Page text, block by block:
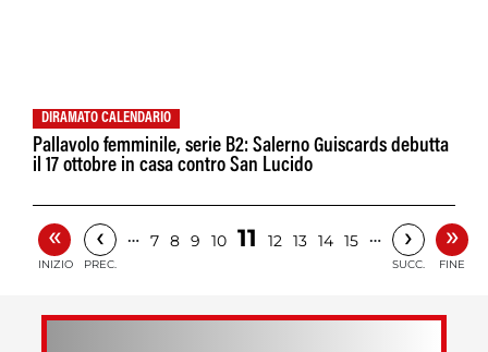
DIRAMATO CALENDARIO
Pallavolo femminile, serie B2: Salerno Guiscards debutta
il 17 ottobre in casa contro San Lucido
«
INIZIO
‹
PREC.
… 7 8 9 10 11 12 13 14 15 … ›
SUCC.
»
FINE